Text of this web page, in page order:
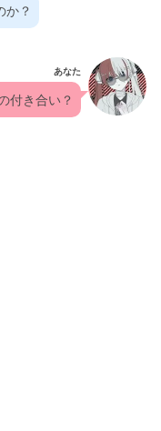
？
あなた
付き合い？